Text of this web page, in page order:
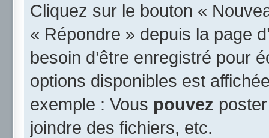
Cliquez sur le bouton «
« Répondre » depuis la page
besoin d’être enregistré pour
options disponibles est
exemple : Vous pouvez
joindre des fichiers, etc.